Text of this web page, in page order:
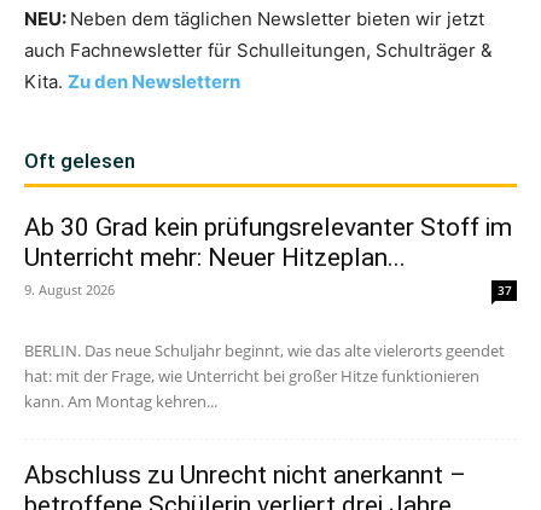
NEU: Neben dem täglichen Newsletter bieten wir jetzt
auch Fachnewsletter für Schulleitungen, Schulträger &
Kita. Zu den Newslettern
Oft gelesen
Ab 30 Grad kein prüfungsrelevanter Stoff im
Unterricht mehr: Neuer Hitzeplan...
9. August 2026 37
BERLIN. Das neue Schuljahr beginnt, wie das alte vielerorts geendet
hat: mit der Frage, wie Unterricht bei großer Hitze funktionieren
kann. Am Montag kehren...
Abschluss zu Unrecht nicht anerkannt –